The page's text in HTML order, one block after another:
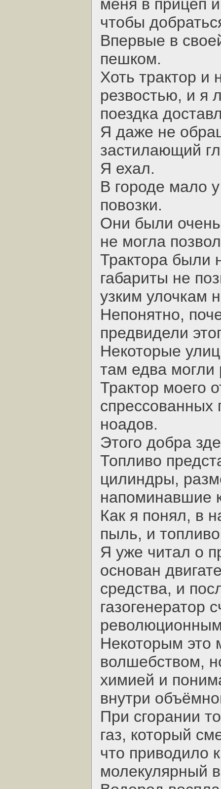
меня в прицеп
чтобы
Впервые в
пешком.
Хоть трактор и
резвостью, и я
поездка
Я даже не
застилающий
Я ехал.
В городе мало
повозки.
Они были
не могла
Трактора были
габариты не
узким улочкам
Непонятно,
предвидели
Некоторые
там едва могли
Трактор моего
спрессованных
ноадов.
Этого добра
Топливо
цилиндры,
напоминавшие
Как я понял, в
пыль, и
Я уже читал о
основан
средства, и
газогенератор
Некоторым это
волшебством,
химией и
внутри
При сгорании
газ, который
что приводило
молекулярный